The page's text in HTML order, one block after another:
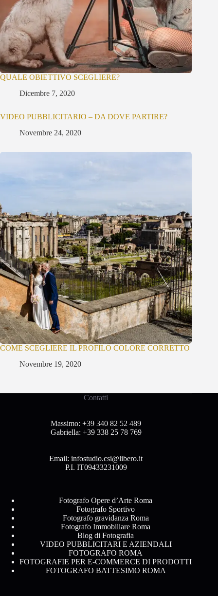
QUALE OBIETTIVO SCEGLIERE?
Dicembre 7, 2020
VIDEO PUBBLICITARIO – DA DOVE PARTIRE?
Novembre 24, 2020
COME SCEGLIERE IL PROFILO COLORE CORRETTO
Novembre 19, 2020
Contatti
Massimo: +39 340 82 52 489
Gabriella: +39 338 25 78 769
Email:infostudio.csi@libero.it
P.I. IT09433231009
Fotografo Opere d’Arte Roma
Fotografo Sportivo
Fotografo gravidanza Roma
Fotografo Immobiliare Roma
Blog di Fotografia
VIDEO PUBBLICITARI E AZIENDALI
FOTOGRAFO ROMA
FOTOGRAFIE PER E-COMMERCE DI PRODOTTI
FOTOGRAFO BATTESIMO ROMA